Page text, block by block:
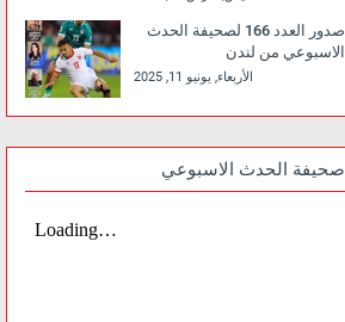
صدور العدد 166 لصحيفة الحدث
الاسبوعي من لندن
الأربعاء, يونيو 11, 2025
صحيفة الحدث الاسبوعي